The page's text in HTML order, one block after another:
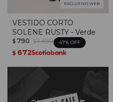
EXCLUSIVO WEB
VESTIDO CORTO
SOLENE RUSTY - Verde
$ 790 $ 1.490 47
$ 672